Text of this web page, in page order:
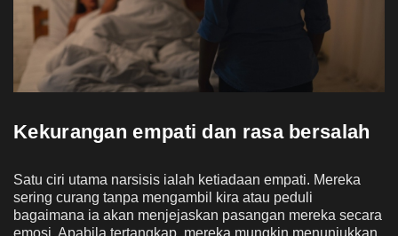
Kekurangan empati dan rasa bersalah
Satu ciri utama narsisis ialah ketiadaan empati. Mereka
sering curang tanpa mengambil kira atau peduli
bagaimana ia akan menjejaskan pasangan mereka secara
emosi. Apabila tertangkap, mereka mungkin menunjukkan